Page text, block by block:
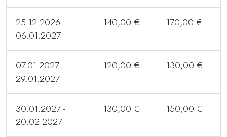
25.12.2026 -
06.01.2027
140,00 € 170,00 €
07.01.2027 -
29.01.2027
120,00 € 130,00 €
30.01.2027 -
20.02.2027
130,00 € 150,00 €